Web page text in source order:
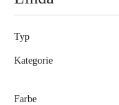
Typ
Kategorie
Farbe